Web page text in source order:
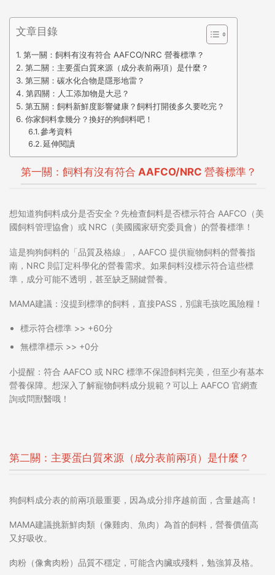
文章目錄
第一關：飼料有沒有符合 AAFCO/NRC 營養標準？
第二關：主要蛋白質來源（成分表前兩項）是什麼？
第三關：碳水化合物是隱形地雷？
第四關：人工添加物是大忌？
第五關：飼料新鮮度影響健康？飼料打開後多久要吃完？
你家飼料拿幾分？換好的狗飼料吧！
參考資料
延伸閱讀
第一關：飼料有沒有符合 AAFCO/NRC 營養標準？
想知道狗飼料成分是否安全？先檢查飼料是否標示符合 AAFCO（美
國飼料管理協會） 或 NRC（美國國家研究委員會）的營養標準！
這是狗狗飼料的「品質及格線」，AAFCO 提供寵物飼料的營養指
南，NRC 則訂定科學化的營養需求。如果飼料沒標示符合這些標
準，成分可能不透明，甚至缺乏關鍵營養。
MAMA建議：沒提到標準的飼料，直接PASS，別讓毛孩吃風險糧！
標示符合標準 >> +60分
無標準標示 >> +0分
小提醒 ：符合 AAFCO 或 NRC 標準不保證飼料完美，但至少有基本
營養保障。想深入了解寵物飼料成分規範？可以上 AAFCO 官網查
詢或問獸醫哦！
第二關：主要蛋白質來源（成分表前兩項）是什麼？
狗飼料成分表的前兩項最重要，因為成分排序越前面，含量越高！
MAMA建議挑新鮮肉類（像雞肉、魚肉）為首的飼料，營養價值高
又好吸收。
肉粉（像禽肉粉）品質不穩定，可能含內臟或殘料，勉強算及格。